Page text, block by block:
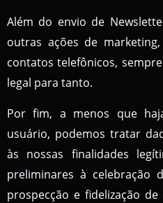
Além do envio de
outras ações de
contatos telefônicos,
legal para tanto.
Por fim, a menos que
usuário, podemos tratar
às nossas finalidades
preliminares à celebração
prospecção e fidelização